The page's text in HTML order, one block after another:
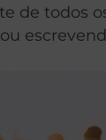
de todos